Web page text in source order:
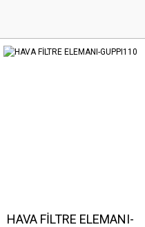
HAVA FİLTRE ELEMANI-